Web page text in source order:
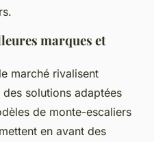
marques et
marché rivalisent
solutions adaptées
de monte-escaliers
en avant des